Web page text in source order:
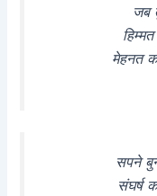
जब
मेहनत
सपने
संघर्ष